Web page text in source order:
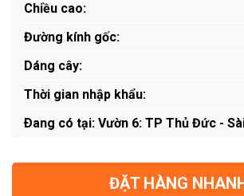
Chiều cao:
Đường kính gốc:
Dáng cây:
Thời gian nhập khẩu:
Ðang có tại: Vườn 6: TP Thủ Đức -
ĐẶT HÀNG